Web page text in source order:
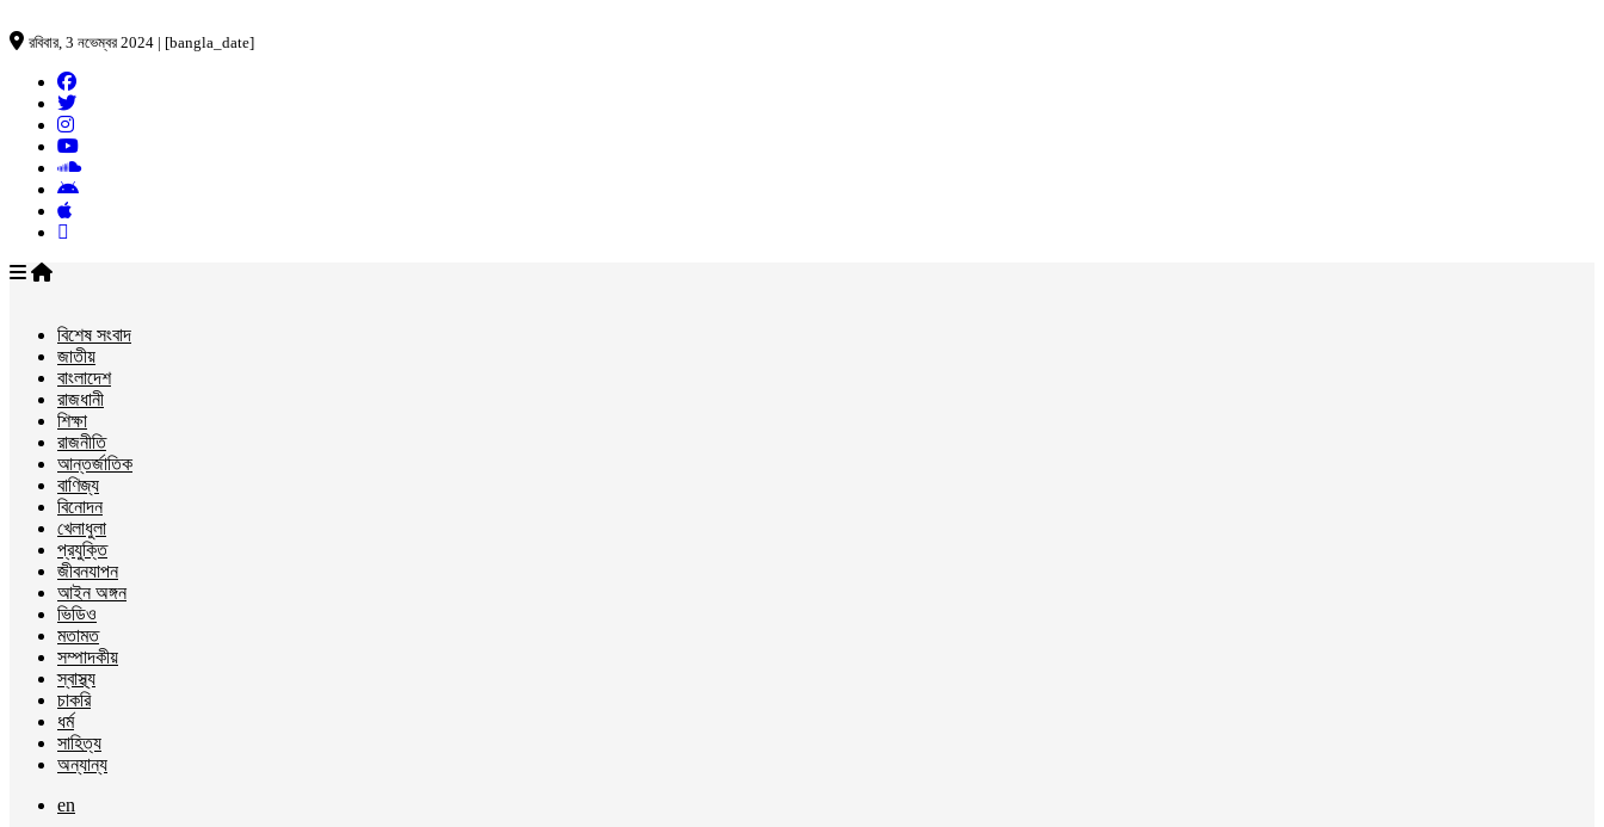
রবিবার, 3 নভেম্বর 2024 | [bangla_date]
বিশেষ সংবাদ
জাতীয়
বাংলাদেশ
রাজধানী
শিক্ষা
রাজনীতি
আন্তর্জাতিক
বাণিজ্য
বিনোদন
খেলাধুলা
প্রযুক্তি
জীবনযাপন
আইন অঙ্গন
ভিডিও
মতামত
সম্পাদকীয়
স্বাস্থ্য
চাকরি
ধর্ম
সাহিত্য
অন্যান্য
en